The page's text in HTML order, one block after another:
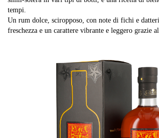
tempi.
Un rum dolce, sciropposo, con note di fichi e
freschezza e un carattere vibrante e leggero grazie